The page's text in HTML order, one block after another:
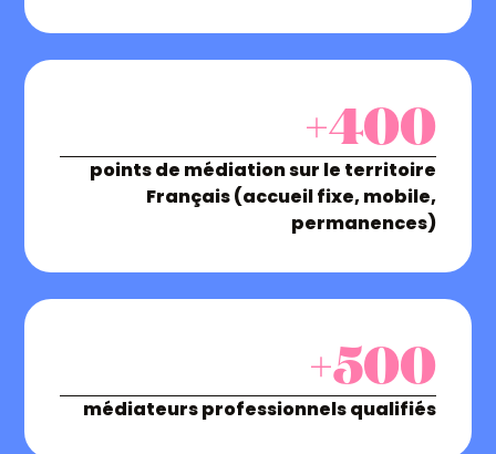
+400
points de médiation sur le territoire
Français (accueil fixe, mobile,
permanences)
+500
médiateurs professionnels qualifiés